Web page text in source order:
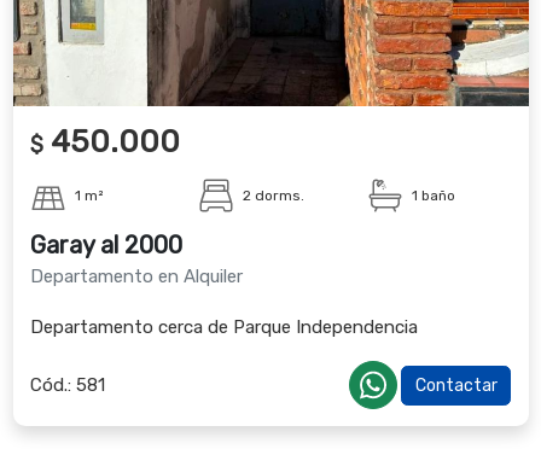
$ 450.000
1 m² 2 dorms. 1 baño
Garay al 2000
Departamento en Alquiler
Departamento cerca de Parque Independencia
Cód.: 581 Contactar